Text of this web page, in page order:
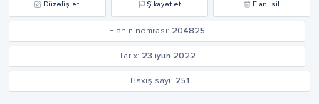
Düzəliş et Şikayət et Elanı sil
Elanın nömrəsi: 204825
Tarix: 23 iyun 2022
Baxış sayı: 251